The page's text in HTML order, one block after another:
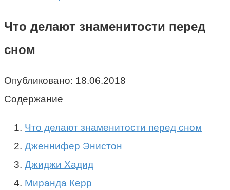
Что делают знаменитости перед
сном
Опубликовано: 18.06.2018
Содержание
Что делают знаменитости перед сном
Дженнифер Энистон
Джиджи Хадид
Миранда Керр